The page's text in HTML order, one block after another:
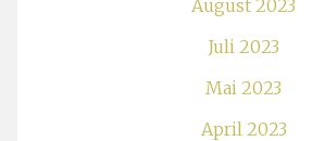
August 2023
Juli 2023
Mai 2023
April 2023